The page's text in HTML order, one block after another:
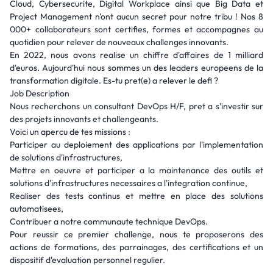
Cloud, Cybersecurite, Digital Workplace ainsi que Big Data et
Project Management n'ont aucun secret pour notre tribu ! Nos 8
000+ collaborateurs sont certifies, formes et accompagnes au
quotidien pour relever de nouveaux challenges innovants.
En 2022, nous avons realise un chiffre d'affaires de 1 milliard
d'euros. Aujourd'hui nous sommes un des leaders europeens de la
transformation digitale. Es-tu pret(e) a relever le defi ?
Job Description
Nous recherchons un consultant DevOps H/F, pret a s'investir sur
des projets innovants et challengeants.
Voici un apercu de tes missions :
Participer au deploiement des applications par l'implementation
de solutions d'infrastructures,
Mettre en oeuvre et participer a la maintenance des outils et
solutions d'infrastructures necessaires a l'integration continue,
Realiser des tests continus et mettre en place des solutions
automatisees,
Contribuer a notre communaute technique DevOps.
Pour reussir ce premier challenge, nous te proposerons des
actions de formations, des parrainages, des certifications et un
dispositif d'evaluation personnel regulier.